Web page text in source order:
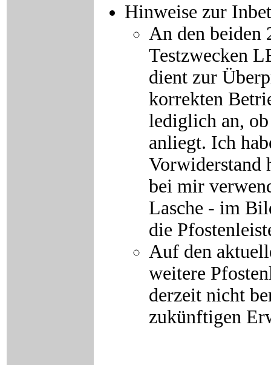
Hinweise zur
An den beiden
Testzwecken
dient zur
korrekten
lediglich an,
anliegt. Ich
Vorwiderstand
bei mir
Lasche - im
die
Auf den
weitere
derzeit nicht
zukünftigen